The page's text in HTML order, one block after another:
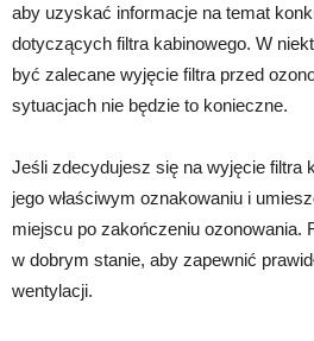
aby uzyskać informacje na temat
dotyczących filtra kabinowego. W
być zalecane wyjęcie filtra przed
sytuacjach nie będzie to konieczne.
Jeśli zdecydujesz się na wyjęcie filtra
jego właściwym oznakowaniu i
miejscu po zakończeniu ozonowania.
w dobrym stanie, aby zapewnić
wentylacji.